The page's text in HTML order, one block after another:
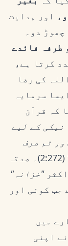
، اور ہدایت
دو۔
طرفہ فائدے
کرتا ہے،
کی رضا
سرمایہ
کہ قرآن
نیکی کے لیے
تم صرف
(2:272)۔ صدقہ
اکثر"خزانہ"
جب کوئی اور
میں
اپنی